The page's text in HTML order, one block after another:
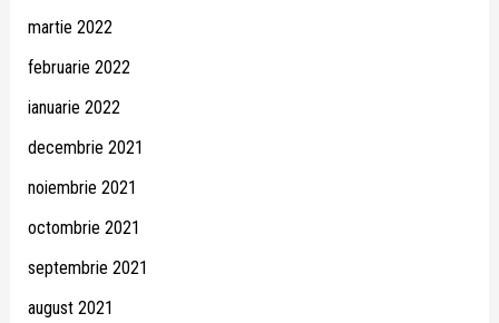
martie 2022
februarie 2022
ianuarie 2022
decembrie 2021
noiembrie 2021
octombrie 2021
septembrie 2021
august 2021